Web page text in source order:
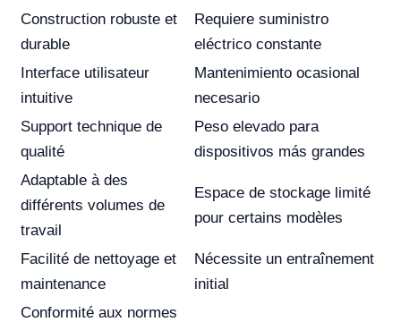
Construction robuste et
durable
Requiere suministro
eléctrico constante
Interface utilisateur
intuitive
Mantenimiento ocasional
necesario
Support technique de
qualité
Peso elevado para
dispositivos más grandes
Adaptable à des
différents volumes de
travail
Espace de stockage limité
pour certains modèles
Facilité de nettoyage et
maintenance
Nécessite un entraînement
initial
Conformité aux normes